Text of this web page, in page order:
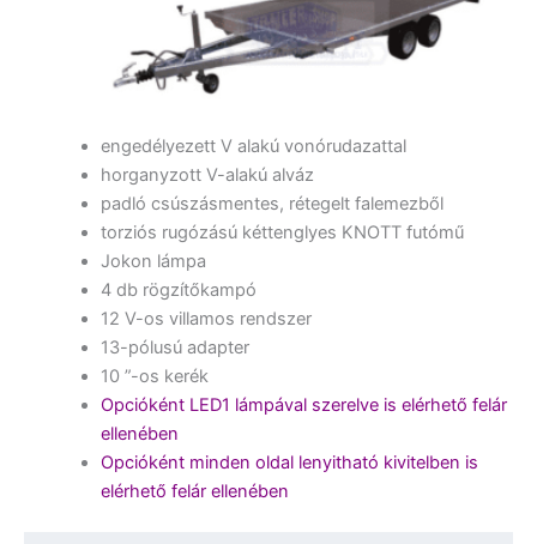
engedélyezett V alakú vonórudazattal
horganyzott V-alakú alváz
padló csúszásmentes, rétegelt falemezből
torziós rugózású kéttenglyes KNOTT futómű
Jokon lámpa
4 db rögzítőkampó
12 V-os villamos rendszer
13-pólusú adapter
10 ”-os kerék
Opcióként LED1 lámpával szerelve is elérhető felár
ellenében
Opcióként minden oldal lenyitható kivitelben is
elérhető felár ellenében